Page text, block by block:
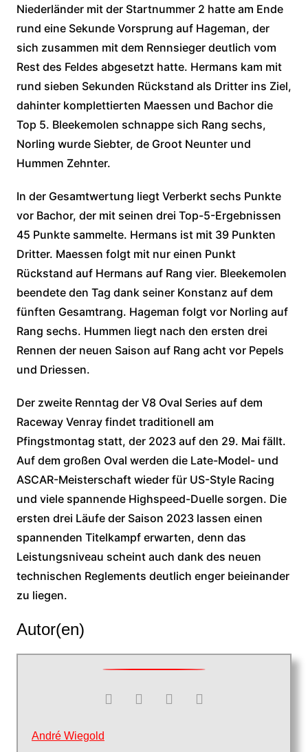
Niederländer mit der Startnummer 2 hatte am Ende
rund eine Sekunde Vorsprung auf Hageman, der
sich zusammen mit dem Rennsieger deutlich vom
Rest des Feldes abgesetzt hatte. Hermans kam mit
rund sieben Sekunden Rückstand als Dritter ins Ziel,
dahinter komplettierten Maessen und Bachor die
Top 5. Bleekemolen schnappe sich Rang sechs,
Norling wurde Siebter, de Groot Neunter und
Hummen Zehnter.
In der Gesamtwertung liegt Verberkt sechs Punkte
vor Bachor, der mit seinen drei Top-5-Ergebnissen
45 Punkte sammelte. Hermans ist mit 39 Punkten
Dritter. Maessen folgt mit nur einen Punkt
Rückstand auf Hermans auf Rang vier. Bleekemolen
beendete den Tag dank seiner Konstanz auf dem
fünften Gesamtrang. Hageman folgt vor Norling auf
Rang sechs. Hummen liegt nach den ersten drei
Rennen der neuen Saison auf Rang acht vor Pepels
und Driessen.
Der zweite Renntag der V8 Oval Series auf dem
Raceway Venray findet traditionell am
Pfingstmontag statt, der 2023 auf den 29. Mai fällt.
Auf dem großen Oval werden die Late-Model- und
ASCAR-Meisterschaft wieder für US-Style Racing
und viele spannende Highspeed-Duelle sorgen. Die
ersten drei Läufe der Saison 2023 lassen einen
spannenden Titelkampf erwarten, denn das
Leistungsniveau scheint auch dank des neuen
technischen Reglements deutlich enger beieinander
zu liegen.
Autor(en)
André Wiegold